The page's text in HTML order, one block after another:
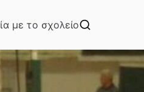
με το σχολείο